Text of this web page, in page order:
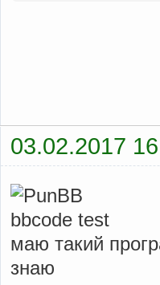
03.02.2017
маю такий
знаю